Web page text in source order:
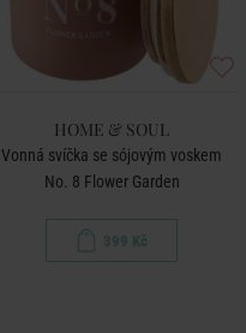
HOME & SOUL
Vonná svíčka se sójovým voskem
No. 8 Flower Garden
399 Kč